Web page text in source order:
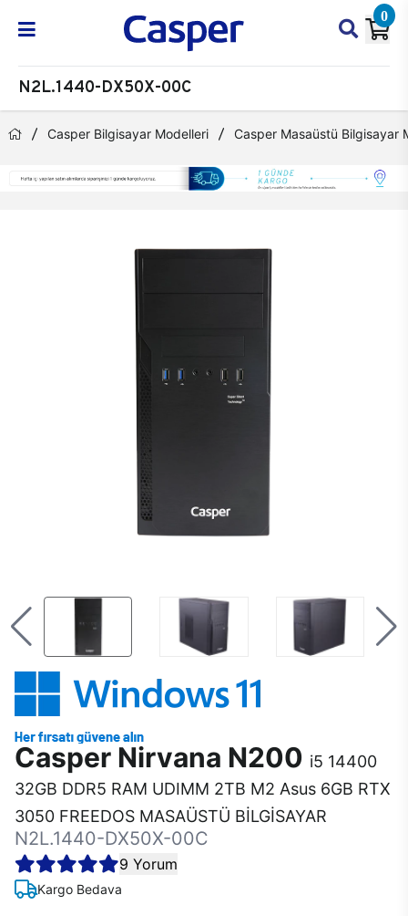
0
N2L.1440-DX50X-00C
Casper Bilgisayar Modelleri Casper Masaüstü Bilgisayar
Casper Nirvana N200 i5 14400
32GB DDR5 RAM UDIMM 2TB M2 Asus 6GB RTX
3050 FREEDOS MASAÜSTÜ BİLGİSAYAR
N2L.1440-DX50X-00C
9 Yorum
Kargo Bedava